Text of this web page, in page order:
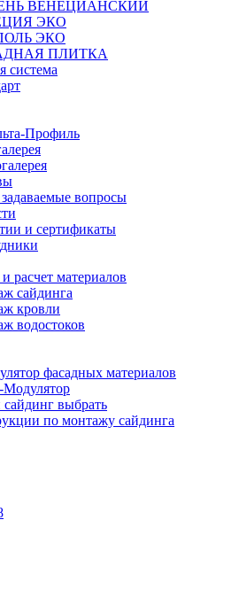
ВЕНЕЦИАНСКИЙ
ЭКО
ЭКО
ПЛИТКА
система
Профиль
вопросы
и сертификаты
расчет материалов
сайдинга
кровли
водостоков
фасадных материалов
Модулятор
сайдинг выбрать
по монтажу сайдинга